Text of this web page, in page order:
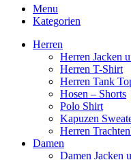
Menu
Kategorien
Herren
Herren Jacken
Herren T-Shirt
Herren Tank
Hosen – Shorts
Polo Shirt
Kapuzen
Herren
Damen
Damen Jacken